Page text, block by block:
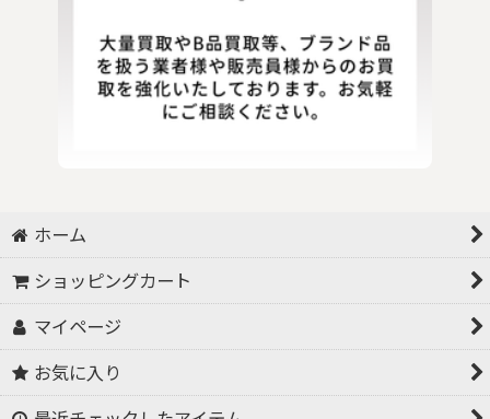
ホーム
ショッピングカート
マイページ
お気に入り